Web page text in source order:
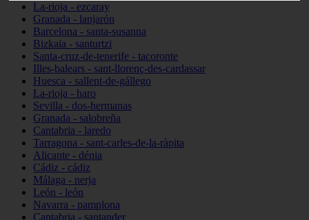
La-rioja - ezcaray
Granada - lanjarón
Barcelona - santa-susanna
Bizkaia - santurtzi
Santa-cruz-de-tenerife - tacoronte
Illes-balears - sant-llorenç-des-cardassar
Huesca - sallent-de-gállego
La-rioja - haro
Sevilla - dos-hermanas
Granada - salobreña
Cantabria - laredo
Tarragona - sant-carles-de-la-ràpita
Alicante - dénia
Cádiz - cádiz
Málaga - nerja
León - león
Navarra - pamplona
Cantabria - santander